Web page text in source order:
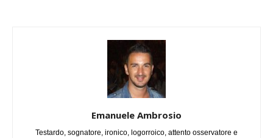
Emanuele Ambrosio
Testardo, sognatore, ironico, logorroico, attento osservatore e